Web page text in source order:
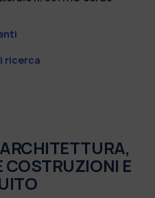
ricerca
COSTRUZIONI E